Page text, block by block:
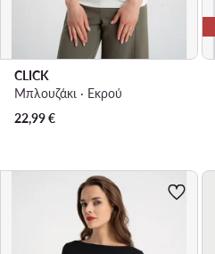
CLICK
Μπλουζάκι · Εκρού
22,99€